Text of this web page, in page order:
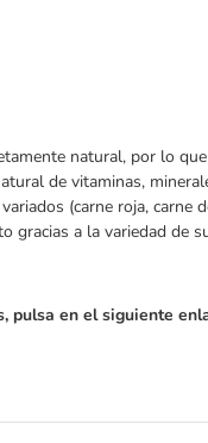
natural, por lo
de vitaminas,
(carne roja, carne
gracias a la variedad de
pulsa en el siguiente